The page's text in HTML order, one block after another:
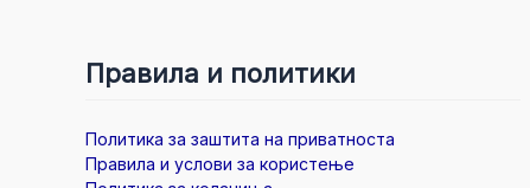
Правила и политики
Политика за заштита на приватноста
Правила и услови за користење